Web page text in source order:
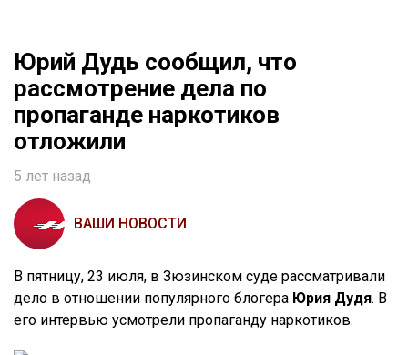
Юрий Дудь сообщил, что
рассмотрение дела по
пропаганде наркотиков
отложили
5 лет назад
ВАШИ НОВОСТИ
В пятницу, 23 июля, в Зюзинском суде рассматривали
дело в отношении популярного блогера Юрия Дудя. В
его интервью усмотрели пропаганду наркотиков.